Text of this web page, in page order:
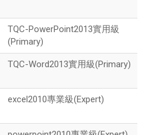
TQC-PowerPoint2013實用級
(Primary)
TQC-Word2013實用級(Primary)
excel2010專業級(Expert)